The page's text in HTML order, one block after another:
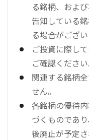
る銘柄、およ
告知している
る場合がござ
ご投資に際し
ご確認ください
関連する銘柄
せん。
各銘柄の優待
づくものであ
後廃止が予定